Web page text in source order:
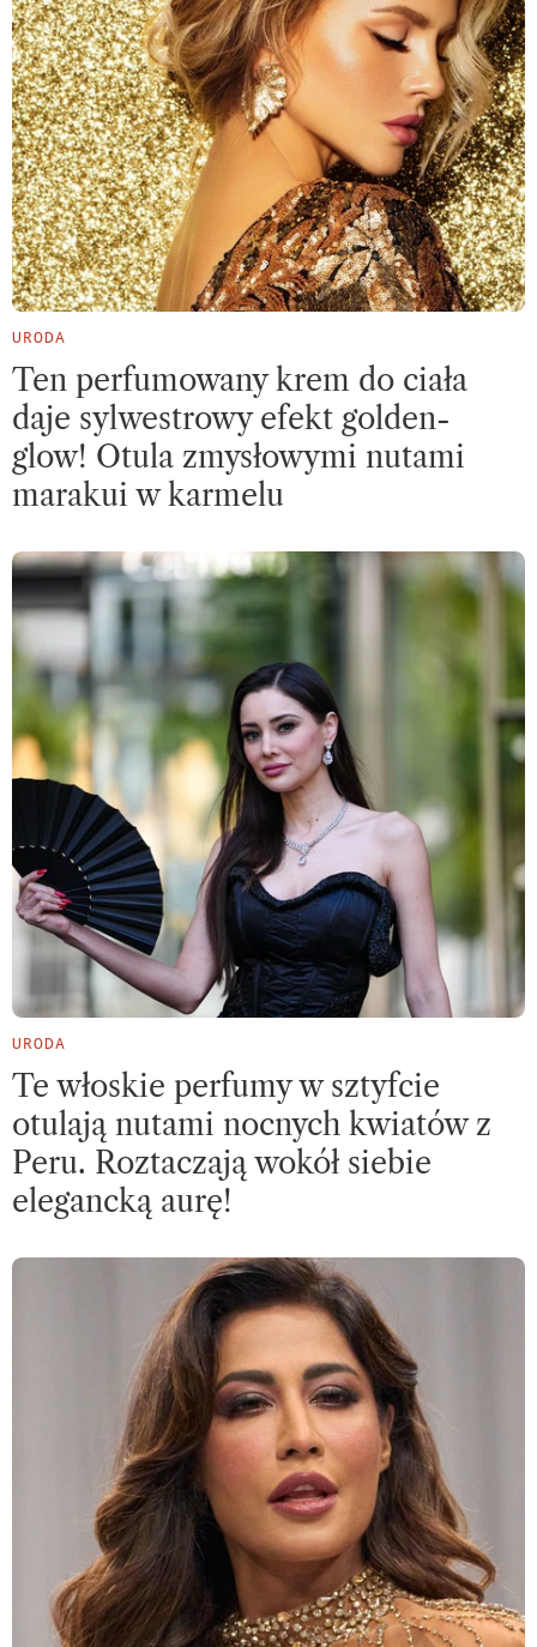
URODA
Ten perfumowany krem do ciała
daje sylwestrowy efekt golden-
glow! Otula zmysłowymi nutami
marakui w karmelu
URODA
Te włoskie perfumy w sztyfcie
otulają nutami nocnych kwiatów z
Peru. Roztaczają wokół siebie
elegancką aurę!